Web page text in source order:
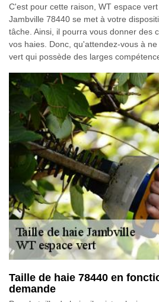
C'est pour cette raison, WT espace
Jambville 78440 se met à votre
tâche. Ainsi, il pourra vous donner des
vos haies. Donc, qu'attendez-vous à
vert qui possède des larges
Taille de haie 78440 en
demande